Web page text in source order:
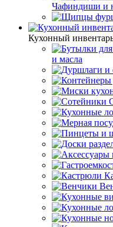
Чафиндиши и
Кухонный
и масла